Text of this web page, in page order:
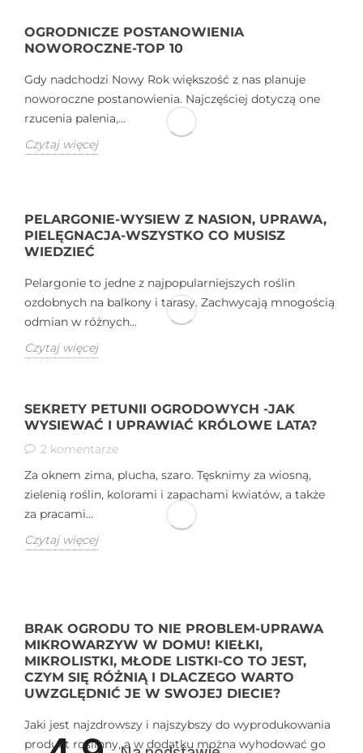
OGRODNICZE POSTANOWIENIA
NOWOROCZNE-TOP 10
Gdy nadchodzi Nowy Rok większość z nas planuje
noworoczne postanowienia. Najczęściej dotyczą one
rzucenia palenia,...
Czytaj więcej
PELARGONIE-WYSIEW Z NASION, UPRAWA,
PIELĘGNACJA-WSZYSTKO CO MUSISZ
WIEDZIEĆ
Pelargonie to jedne z najpopularniejszych roślin
ozdobnych na balkony i tarasy. Zachwycają mnogością
odmian w różnych...
Czytaj więcej
SEKRETY PETUNII OGRODOWYCH -JAK
WYSIEWAĆ I UPRAWIAĆ KRÓLOWE LATA?
2 komentarze
Za oknem zima, plucha, szaro. Tęsknimy za wiosną,
zielenią roślin, kolorami i zapachami kwiatów, a także
za pracami...
Czytaj więcej
BRAK OGRODU TO NIE PROBLEM-UPRAWA
MIKROWARZYW W DOMU! KIEŁKI,
MIKROLISTKI, MŁODE LISTKI-CO TO JEST,
CZYM SIĘ RÓŻNIĄ I DLACZEGO WARTO
UWZGLĘDNIĆ JE W SWOJEJ DIECIE?
Jaki jest najzdrowszy i najszybszy do wyprodukowania
produkt roślinny, a w dodatku można wyhodować go